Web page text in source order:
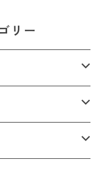
リー